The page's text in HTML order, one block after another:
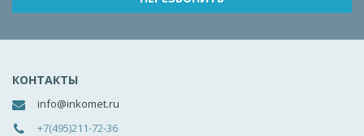
КОНТАКТЫ
info@inkomet.ru
+7(495)211-72-36